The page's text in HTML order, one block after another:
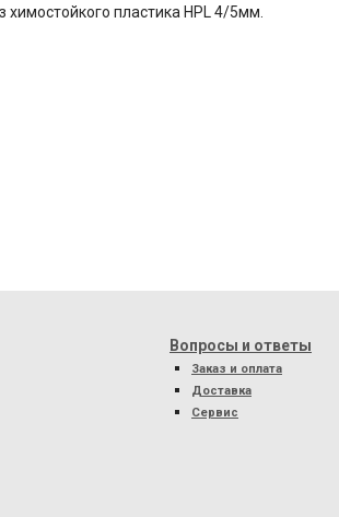
пластика HPL 4/5мм.
Вопросы и ответы
Заказ и оплата
Доставка
Сервис